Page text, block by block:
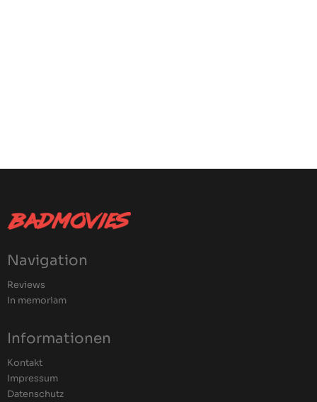
Navigation
Reviews
In memoriam
Informationen
Kontakt
Impressum
Datenschutz